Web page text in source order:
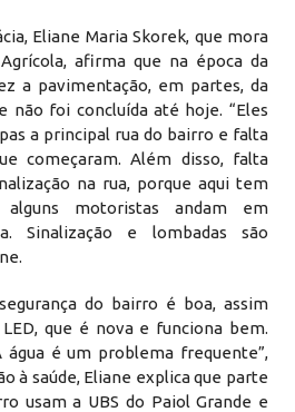
Eliane Maria Skorek, que mora
afirma que na época da
a pavimentação, em partes, da
não foi concluída até hoje. “Eles
a principal rua do bairro e falta
começaram. Além disso, falta
na rua, porque aqui tem
motoristas andam em
Sinalização e lombadas são
do bairro é boa, assim
que é nova e funciona bem.
água é um problema frequente”,
à saúde, Eliane explica que parte
usam a UBS do Paiol Grande e